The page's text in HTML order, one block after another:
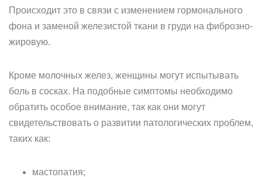
Происходит это в связи с изменением гормонального
фона и заменой железистой ткани в груди на фиброзно-
жировую.
Кроме молочных желез, женщины могут испытывать
боль в сосках. На подобные симптомы необходимо
обратить особое внимание, так как они могут
свидетельствовать о развитии патологических проблем,
таких как:
мастопатия;